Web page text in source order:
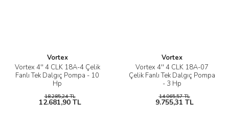
Vortex
Vortex 4'' 4 CLK 18A-4 Çelik
Fanlı Tek Dalgıç Pompa - 10
Hp
18.285,24 TL
12.681,90 TL
Vortex
Vortex 4'' 4 CLK 18A-07
Çelik Fanlı Tek Dalgıç Pompa
- 3 Hp
14.065,57 TL
9.755,31 TL